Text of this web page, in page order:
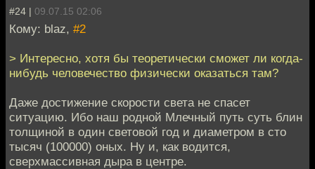
#24 | 09.07.15 02:06
Кому: blaz, #2
> Интересно, хотя бы теоретически сможет ли когда-
нибудь человечество физически оказаться там?
Даже достижение скорости света не спасет
ситуацию. Ибо наш родной Млечный путь суть блин
толщиной в один световой год и диаметром в сто
тысяч (100000) оных. Ну и, как водится,
сверхмассивная дыра в центре.